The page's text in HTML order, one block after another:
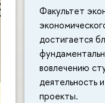
Факультет
достигается
вовлечению
деятельность
проекты.